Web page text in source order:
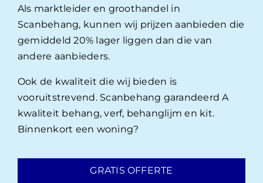
Als marktleider en groothandel in
Scanbehang, kunnen wij prijzen aanbieden die
gemiddeld 20% lager liggen dan die van
andere aanbieders.
Ook de kwaliteit die wij bieden is
vooruitstrevend. Scanbehang garandeerd A
kwaliteit behang, verf, behanglijm en kit.
Binnenkort een woning?
GRATIS OFFERTE